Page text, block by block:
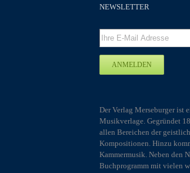
NEWSLETTER
Der Verlag Merseburger ist
Musikverlage. Gegründet
allen Bereichen der
Kompositionen. Hinzu
Kammermusik. Neben den
Buchprogramm mit vielen